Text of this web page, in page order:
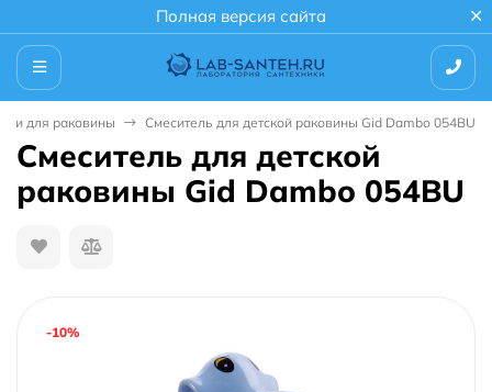
Полная версия сайта
для раковины Смеситель для детской раковины Gid Dambo 054BU
Смеситель для детской
раковины Gid Dambo 054BU
-10%